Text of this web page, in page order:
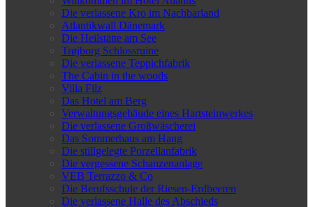
Die verlassene Kro im Nachbarland
Atlantikwall Dänemark
Die Heilstätte am See
Trøjborg Schlossruine
Die verlassene Teppichfabrik
The Cabin in the woods
Villa Filz
Das Hotel am Berg
Verwaltungsgebäude eines Hartsteinwerkes
Die verlassene Großwäscherei
Das Sommerhaus am Hang
Die stillgelegte Porzellanfabrik
Die vergessene Schanzenanlage
VEB Terrazzo & Co
Die Berufsschule der Riesen-Erdbeeren
Die verlassene Halle des Abschieds